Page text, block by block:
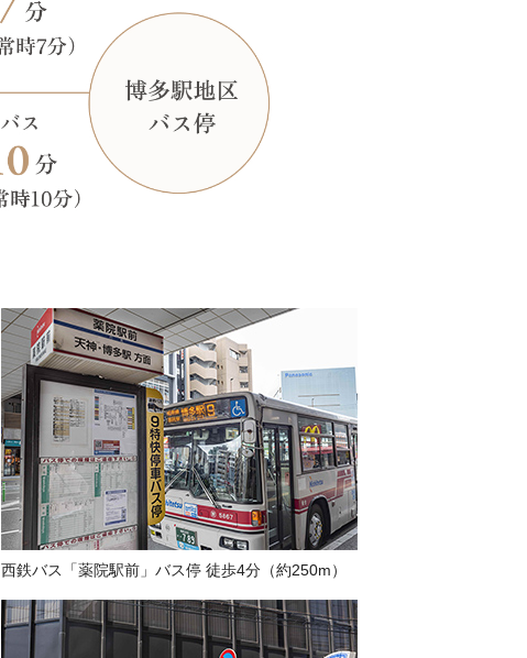
西鉄バス「薬院駅前」バス停 徒歩4分（約250m）